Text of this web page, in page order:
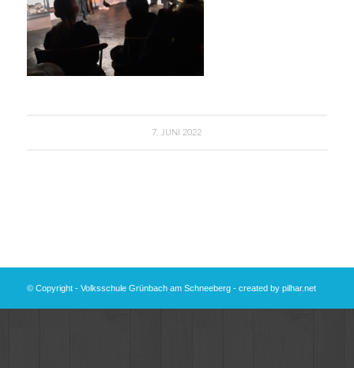
7. JUNI 2022
© Copyright - Volksschule Grünbach am Schneeberg - created by pilhar.net